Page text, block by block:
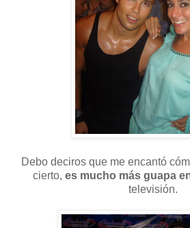
Debo deciros que me encantó
cierto, es mucho más guapa
televisión.